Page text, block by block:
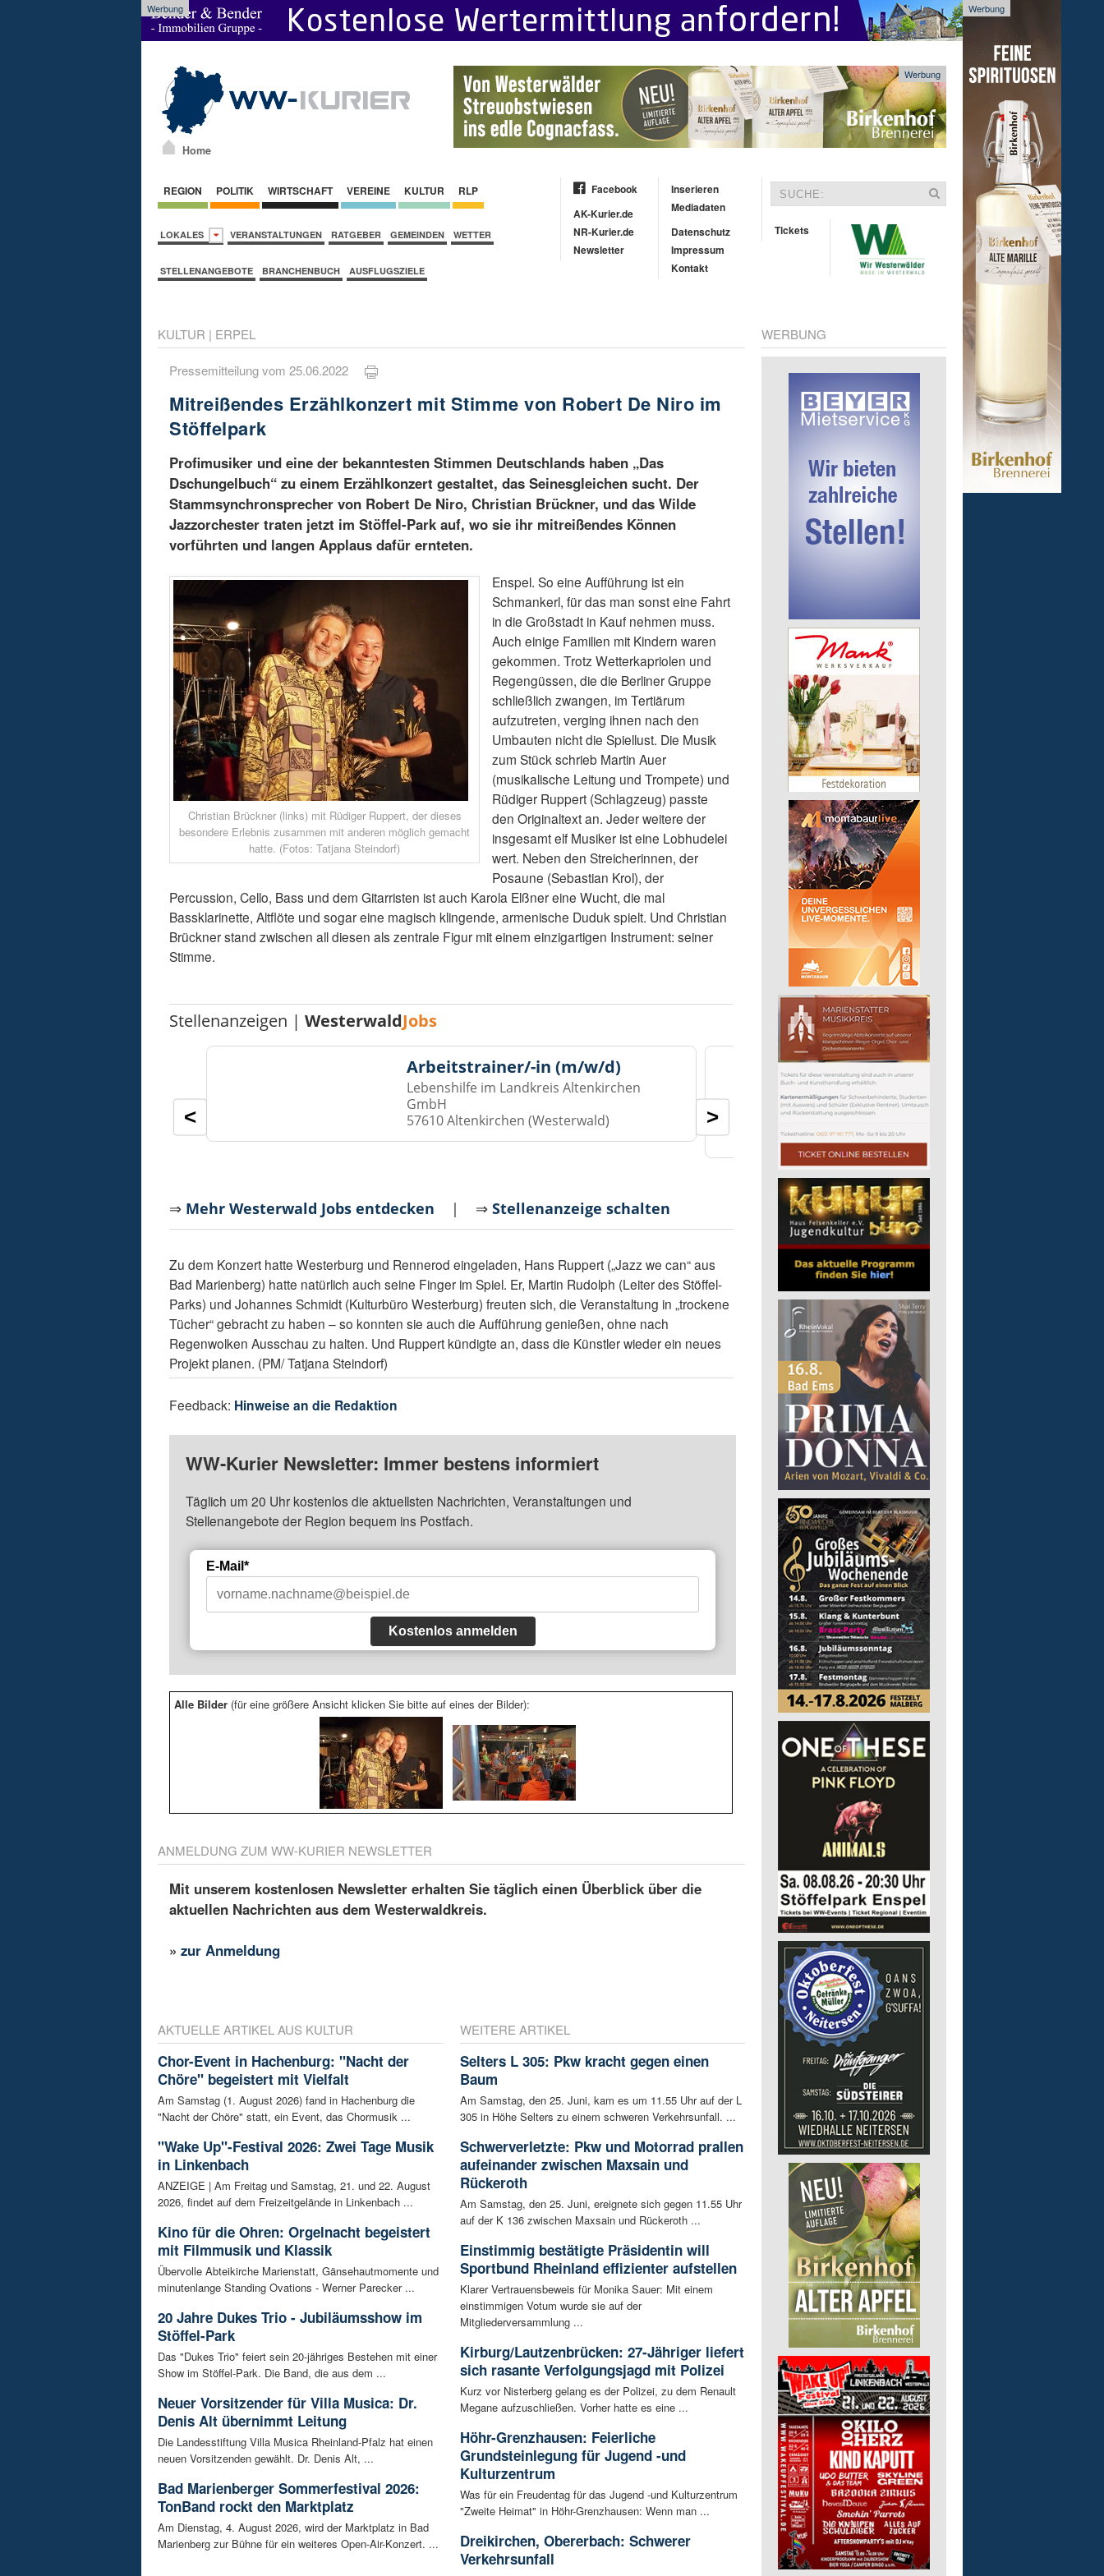
Werbung Werbung
Home
Werbung
REGION POLITIK WIRTSCHAFT VEREINE KULTUR RLP
LOKALES VERANSTALTUNGEN RATGEBER GEMEINDEN WETTER
STELLENANGEBOTE BRANCHENBUCH AUSFLUGSZIELE
Facebook
AK-Kurier.de
NR-Kurier.de
Newsletter
Inserieren
Mediadaten
Datenschutz
Impressum
Kontakt
Tickets
KULTUR | ERPEL
Pressemitteilung vom 25.06.2022
Mitreißendes Erzählkonzert mit Stimme von Robert De Niro im
Stöffelpark
Profimusiker und eine der bekanntesten Stimmen Deutschlands haben „Das
Dschungelbuch“ zu einem Erzählkonzert gestaltet, das Seinesgleichen sucht. Der
Stammsynchronsprecher von Robert De Niro, Christian Brückner, und das Wilde
Jazzorchester traten jetzt im Stöffel-Park auf, wo sie ihr mitreißendes Können
vorführten und langen Applaus dafür ernteten.
Christian Brückner (links) mit Rüdiger Ruppert, der dieses
besondere Erlebnis zusammen mit anderen möglich gemacht
hatte. (Fotos: Tatjana Steindorf)
Enspel. So eine Aufführung ist ein
Schmankerl, für das man sonst eine Fahrt
in die Großstadt in Kauf nehmen muss.
Auch einige Familien mit Kindern waren
gekommen. Trotz Wetterkapriolen und
Regengüssen, die die Berliner Gruppe
schließlich zwangen, im Tertiärum
aufzutreten, verging ihnen nach den
Umbauten nicht die Spiellust. Die Musik
zum Stück schrieb Martin Auer
(musikalische Leitung und Trompete) und
Rüdiger Ruppert (Schlagzeug) passte
den Originaltext an. Jeder weitere der
insgesamt elf Musiker ist eine Lobhudelei
wert. Neben den Streicherinnen, der
Posaune (Sebastian Krol), der
Percussion, Cello, Bass und dem Gitarristen ist auch Karola Elßner eine Wucht, die mal
Bassklarinette, Altflöte und sogar eine magisch klingende, armenische Duduk spielt. Und Christian
Brückner stand zwischen all diesen als zentrale Figur mit einem einzigartigen Instrument: seiner
Stimme.
Stellenanzeigen |WesterwaldJobs
Arbeitstrainer/-in (m/w/d)
Lebenshilfe im Landkreis Altenkirchen
GmbH
57610 Altenkirchen (Westerwald)
pädagogische
in Vollzeit
Lebenshilfe im Landkreis
57518 Alsdorf
< >
⇒ Mehr Westerwald Jobs entdecken | ⇒Stellenanzeige schalten
Zu dem Konzert hatte Westerburg und Rennerod eingeladen, Hans Ruppert („Jazz we can“ aus
Bad Marienberg) hatte natürlich auch seine Finger im Spiel. Er, Martin Rudolph (Leiter des Stöffel-
Parks) und Johannes Schmidt (Kulturbüro Westerburg) freuten sich, die Veranstaltung in „trockene
Tücher“ gebracht zu haben – so konnten sie auch die Aufführung genießen, ohne nach
Regenwolken Ausschau zu halten. Und Ruppert kündigte an, dass die Künstler wieder ein neues
Projekt planen. (PM/ Tatjana Steindorf)
Feedback: Hinweise an die Redaktion
WW-Kurier Newsletter: Immer bestens informiert
Täglich um 20 Uhr kostenlos die aktuellsten Nachrichten, Veranstaltungen und
Stellenangebote der Region bequem ins Postfach.
E-Mail*
Kostenlos anmelden
Alle Bilder (für eine größere Ansicht klicken Sie bitte auf eines der Bilder):
ANMELDUNG ZUM WW-KURIER NEWSLETTER
Mit unserem kostenlosen Newsletter erhalten Sie täglich einen Überblick über die
aktuellen Nachrichten aus dem Westerwaldkreis.
»zur Anmeldung
AKTUELLE ARTIKEL AUS KULTUR
Chor-Event in Hachenburg: "Nacht der
Chöre" begeistert mit Vielfalt
Am Samstag (1. August 2026) fand in Hachenburg die
"Nacht der Chöre" statt, ein Event, das Chormusik ...
"Wake Up"-Festival 2026: Zwei Tage Musik
in Linkenbach
ANZEIGE | Am Freitag und Samstag, 21. und 22. August
2026, findet auf dem Freizeitgelände in Linkenbach ...
Kino für die Ohren: Orgelnacht begeistert
mit Filmmusik und Klassik
Übervolle Abteikirche Marienstatt, Gänsehautmomente und
minutenlange Standing Ovations - Werner Parecker ...
20 Jahre Dukes Trio - Jubiläumsshow im
Stöffel-Park
Das "Dukes Trio" feiert sein 20-jähriges Bestehen mit einer
Show im Stöffel-Park. Die Band, die aus dem ...
Neuer Vorsitzender für Villa Musica: Dr.
Denis Alt übernimmt Leitung
Die Landesstiftung Villa Musica Rheinland-Pfalz hat einen
neuen Vorsitzenden gewählt. Dr. Denis Alt, ...
Bad Marienberger Sommerfestival 2026:
TonBand rockt den Marktplatz
Am Dienstag, 4. August 2026, wird der Marktplatz in Bad
Marienberg zur Bühne für ein weiteres Open-Air-Konzert. ...
WEITERE ARTIKEL
Selters L 305: Pkw kracht gegen einen
Baum
Am Samstag, den 25. Juni, kam es um 11.55 Uhr auf der L
305 in Höhe Selters zu einem schweren Verkehrsunfall. ...
Schwerverletzte: Pkw und Motorrad prallen
aufeinander zwischen Maxsain und
Rückeroth
Am Samstag, den 25. Juni, ereignete sich gegen 11.55 Uhr
auf der K 136 zwischen Maxsain und Rückeroth ...
Einstimmig bestätigte Präsidentin will
Sportbund Rheinland effizienter aufstellen
Klarer Vertrauensbeweis für Monika Sauer: Mit einem
einstimmigen Votum wurde sie auf der
Mitgliederversammlung ...
Kirburg/Lautzenbrücken: 27-Jähriger liefert
sich rasante Verfolgungsjagd mit Polizei
Kurz vor Nisterberg gelang es der Polizei, zu dem Renault
Megane aufzuschließen. Vorher hatte es eine ...
Höhr-Grenzhausen: Feierliche
Grundsteinlegung für Jugend -und
Kulturzentrum
Was für ein Freudentag für das Jugend -und Kulturzentrum
"Zweite Heimat" in Höhr-Grenzhausen: Wenn man ...
Dreikirchen, Obererbach: Schwerer
Verkehrsunfall
WERBUNG